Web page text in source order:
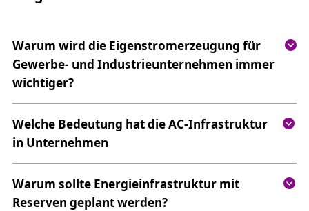
Warum wird die Eigenstromerzeugung für
Gewerbe- und Industrieunternehmen immer
wichtiger?
Welche Bedeutung hat die AC-Infrastruktur
in Unternehmen
Warum sollte Energieinfrastruktur mit
Reserven geplant werden?